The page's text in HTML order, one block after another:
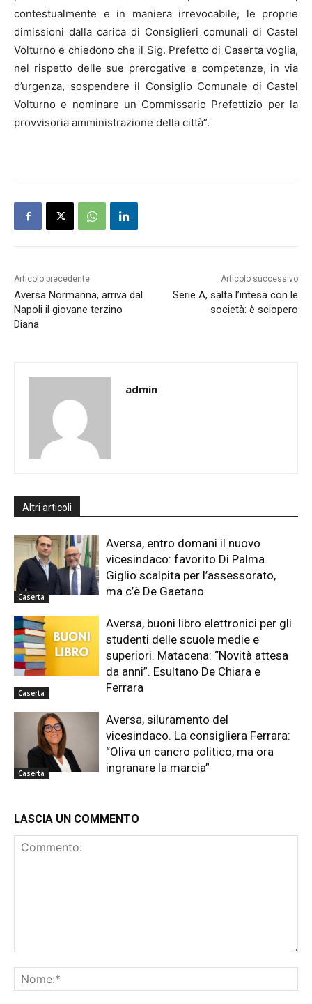
contestualmente e in maniera irrevocabile, le proprie
dimissioni dalla carica di Consiglieri comunali di Castel
Volturno e chiedono che il Sig. Prefetto di Caserta voglia,
nel rispetto delle sue prerogative e competenze, in via
d’urgenza, sospendere il Consiglio Comunale di Castel
Volturno e nominare un Commissario Prefettizio per la
provvisoria amministrazione della città”.
Articolo precedente
Aversa Normanna, arriva dal
Napoli il giovane terzino
Diana
Articolo successivo
Serie A, salta l’intesa con le
società: è sciopero
admin
Altri articoli
Caserta
Aversa, entro domani il nuovo
vicesindaco: favorito Di Palma.
Giglio scalpita per l’assessorato,
ma c’è De Gaetano
Caserta
Aversa, buoni libro elettronici per gli
studenti delle scuole medie e
superiori. Matacena: “Novità attesa
da anni”. Esultano De Chiara e
Ferrara
Caserta
Aversa, siluramento del
vicesindaco. La consigliera Ferrara:
“Oliva un cancro politico, ma ora
ingranare la marcia”
LASCIA UN COMMENTO